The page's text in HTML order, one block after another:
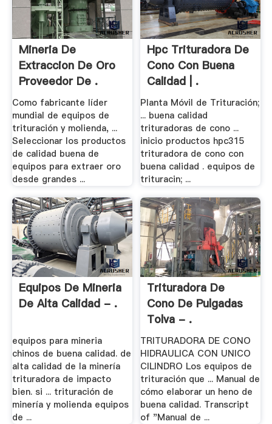
Mineria De
Extraccion De Oro
Proveedor De .
Como fabricante líder
mundial de equipos de
trituración y molienda, ...
Seleccionar los productos
de calidad buena de
equipos para extraer oro
desde grandes ...
Hpc Trituradora De
Cono Con Buena
Calidad | .
Planta Móvil de Trituración;
... buena calidad
trituradoras de cono ...
inicio productos hpc315
trituradora de cono con
buena calidad . equipos de
trituracin; ...
Equipos De Mineria
De Alta Calidad - .
equipos para mineria
chinos de buena calidad. de
alta calidad de la minería
trituradora de impacto
bien. si ... trituración de
minería y molienda equipos
de ...
Trituradora De
Cono De Pulgadas
Tolva - .
TRITURADORA DE CONO
HIDRAULICA CON UNICO
CILINDRO Los equipos de
trituración que ... Manual de
cómo elaborar un heno de
buena calidad. Transcript
of "Manual de ...